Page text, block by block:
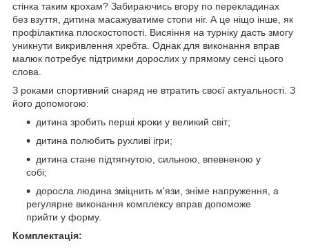
стінка таким крохам? Забираючись вгору по перекладинах
без взуття, дитина масажуватиме стопи ніг. А це ніщо інше, як
профілактика плоскостопості. Висяіння на турніку дасть змогу
уникнути викривлення хребта. Однак для виконання вправ
малюк потребує підтримки дорослих у прямому сенсі цього
слова.
З роками спортивний снаряд не втратить своєї актуальності. З
його допомогою:
дитина зробить перші кроки у великий світ;
дитина полюбить рухливі ігри;
дитина стане підтягнутою, сильною, впевненою у
собі;
доросла людина зміцнить м'язи, зніме напруження, а
регулярне виконання комплексу вправ допоможе
прийти у форму.
Комплектація: